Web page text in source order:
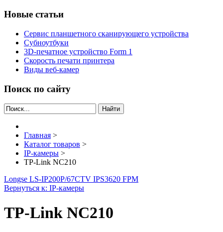
Новые статьи
Сервис планшетного сканирующего устройства
Субноутбуки
3D-печатное устройство Form 1
Скорость печати принтера
Виды веб-камер
Поиск по сайту
Найти
Главная >
Каталог товаров >
IP-камеры >
TP-Link NC210
Longse LS-IP200P/67CTV IPS3620 FPM
Вернуться к: IP-камеры
TP-Link NC210